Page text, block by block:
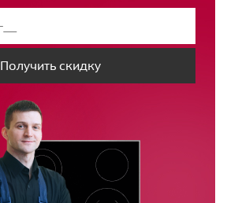
Получить скидку